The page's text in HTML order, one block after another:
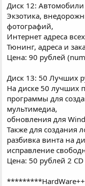
Диск 12:
Экзотика,
фотографий,
Интернет адреса
Тюнинг, адреса и
Цена: 90 рублей
Диск 13: 50 Лучших
На диске 50 лучших
программы для
мультимедиа,
обновления для
Также для создания
разбивка винта на
исправление
Цена: 50 рублей 2